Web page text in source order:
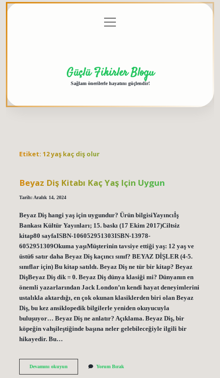
menüyü
aç
Güçlü Fikirler Blogu
Sağlam önerilerle hayatını güçlendir!
Etiket: 12 yaş kaç diş olur
Beyaz Diş Kitabı Kaç Yaş Için Uygun
Tarih: Aralık 14, 2024
Beyaz Diş hangi yaş için uygundur? Ürün bilgisiYayıncı‎İş
Bankası Kültür Yayınları; 15. baskı (17 Ekim 2017)Ciltsiz
kitap80 sayfaISBN-10‎6052951303ISBN-13‎978-
6052951309Okuma yaşıMüşterinin tavsiye ettiği yaş: 12 yaş ve
üstü6 satır daha Beyaz Diş kaçıncı sınıf? BEYAZ DİŞLER (4-5.
sınıflar için) Bu kitap satıldı. Beyaz Diş ne tür bir kitap? Beyaz
DişBeyaz Diş dik = 0. Beyaz Diş dünya klasiği mi? Dünyanın en
önemli yazarlarından Jack London’ın kendi hayat deneyimlerini
ustalıkla aktardığı, en çok okunan klasiklerden biri olan Beyaz
Diş, bu kez ansiklopedik bilgilerle yeniden okuyucuyla
buluşuyor… Beyaz Diş ne anlatır? Açıklama. Beyaz Diş, bir
köpeğin vahşileştiğinde başına neler gelebileceğiyle ilgili bir
hikayedir. Bu…
Devamını okuyunBeyaz
Yorum Bırak